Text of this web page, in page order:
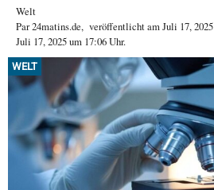
Welt
Par24matins.de, veröffentlicht amJuli 17, 2025
Juli 17, 2025 um 17:06 Uhr.
WELT